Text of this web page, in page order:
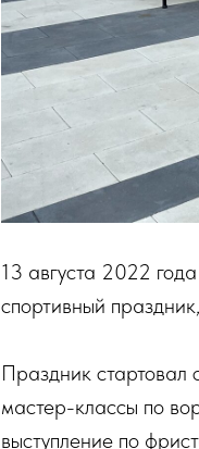
13 августа 2022
спортивный
Праздник
мастер-классы по
выступление по